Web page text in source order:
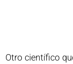
Otro científico